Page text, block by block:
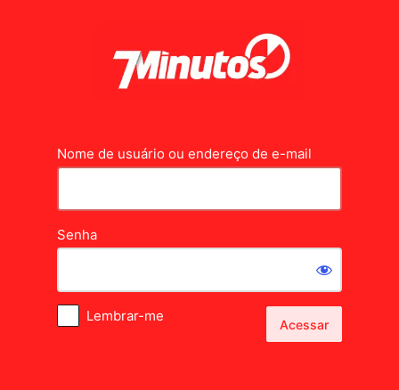
Nome de usuário ou endereço de e-mail
Senha
Lembrar-me